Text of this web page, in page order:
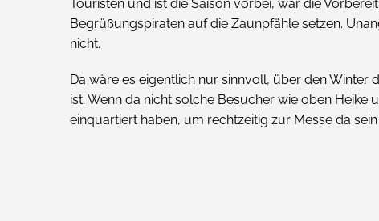
Touristen und ist die Saison vorbei, war die
Begrüßungspiraten auf die Zaunpfähle setzen.
nicht.
Da wäre es eigentlich nur sinnvoll, über den Winter
ist. Wenn da nicht solche Besucher wie oben
einquartiert haben, um rechtzeitig zur Messe da